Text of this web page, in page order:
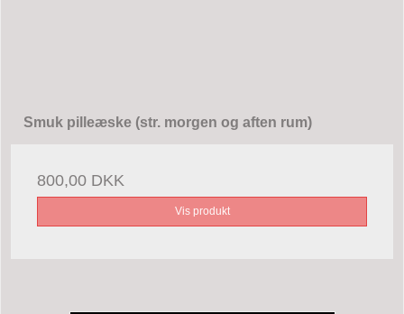
Smuk pilleæske (str. morgen og aften rum)
800,00 DKK
Vis produkt